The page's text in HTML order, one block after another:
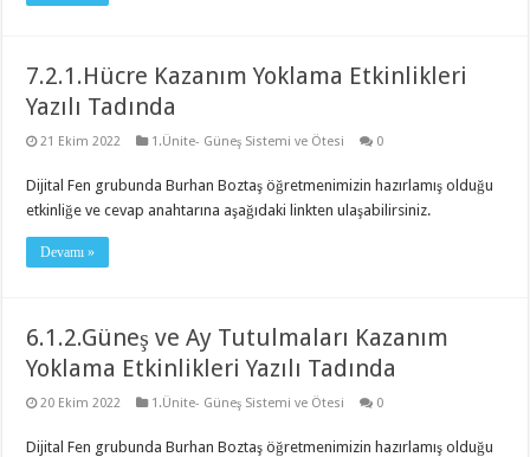
7.2.1.Hücre Kazanım Yoklama Etkinlikleri
Yazılı Tadında
21 Ekim 2022 1.Ünite- Güneş Sistemi ve Ötesi 0
Dijital Fen grubunda Burhan Boztaş öğretmenimizin hazırlamış olduğu
etkinliğe ve cevap anahtarına aşağıdaki linkten ulaşabilirsiniz.
Devamı »
6.1.2.Güneş ve Ay Tutulmaları Kazanım
Yoklama Etkinlikleri Yazılı Tadında
20 Ekim 2022 1.Ünite- Güneş Sistemi ve Ötesi 0
Dijital Fen grubunda Burhan Boztaş öğretmenimizin hazırlamış olduğu